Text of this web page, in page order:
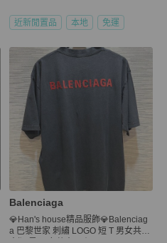
近新閒置品 本地 免運
Balenciaga
💎Han's house精品服飾💎Balenciag
a 巴黎世家 刺繡 LOGO 短 T 男女共穿